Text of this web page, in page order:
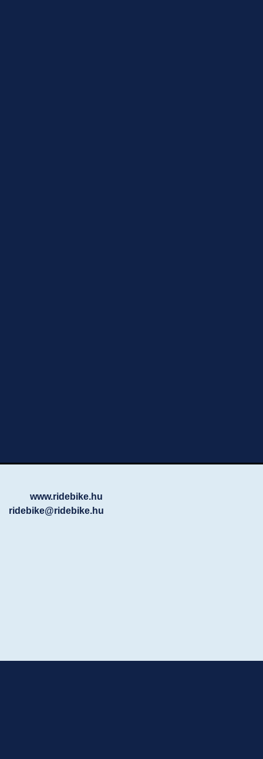
www.ridebike.hu
ridebike@ridebike.hu